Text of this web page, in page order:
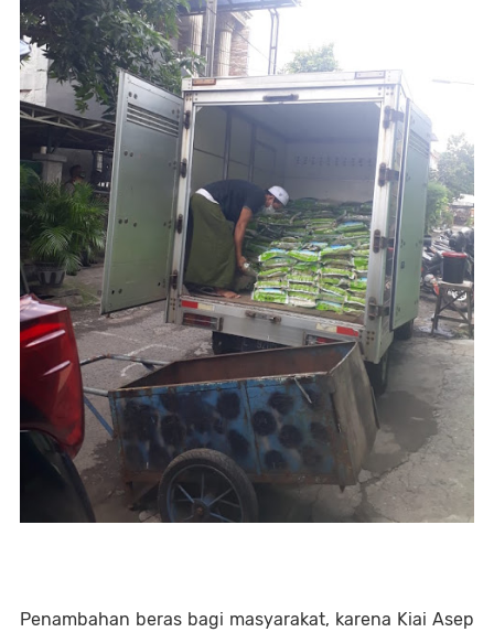
Penambahan beras bagi masyarakat, karena Kiai Asep